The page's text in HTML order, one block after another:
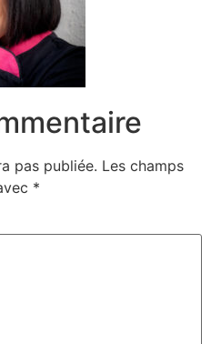
pas publiée. Les champs
*